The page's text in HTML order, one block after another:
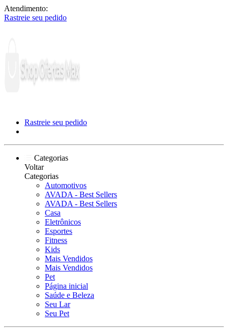
Atendimento:
Rastreie seu pedido
Rastreie seu pedido
Categorias
Voltar
Categorias
Automotivos
AVADA - Best Sellers
AVADA - Best Sellers
Casa
Eletrônicos
Esportes
Fitness
Kids
Mais Vendidos
Mais Vendidos
Pet
Página inicial
Saúde e Beleza
Seu Lar
Seu Pet